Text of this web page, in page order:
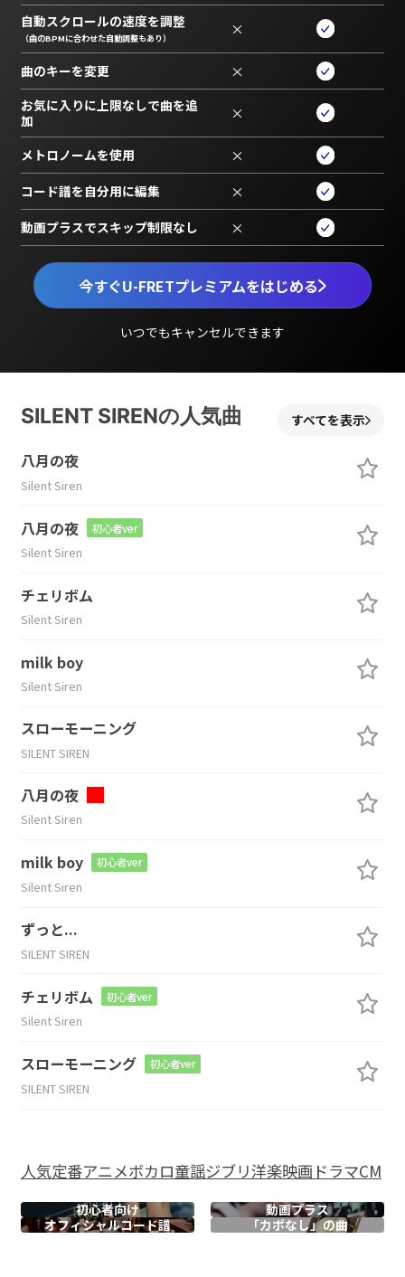
今すぐU-FRETプレミアムをはじめる
いつでもキャンセルできます
自動スクロールの速度を調整
（曲のBPMに合わせた自動調整もあり） ×
曲のキーを変更 ×
お気に入りに上限なしで曲を追
加
×
メトロノームを使用 ×
コード譜を自分用に編集 ×
動画プラスでスキップ制限なし ×
SILENT SIRENの人気曲 すべてを表示
八月の夜
Silent Siren
八月の夜 初心者ver
Silent Siren
チェリボム
Silent Siren
milk boy
Silent Siren
スローモーニング
SILENT SIREN
八月の夜
Silent Siren
milk boy 初心者ver
Silent Siren
ずっと...
SILENT SIREN
チェリボム 初心者ver
Silent Siren
スローモーニング 初心者ver
SILENT SIREN
人気定番アニメボカロ童謡ジブリ洋楽映画ドラマCM
初心者向け
動画プラス
オフィシャルコード譜 「カポなし」の曲